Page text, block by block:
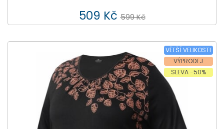
509 Kč 599 Kč
VĚTŠÍ VELIKOSTI
VÝPRODEJ
SLEVA -50%